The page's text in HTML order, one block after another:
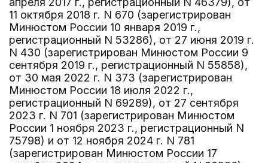
11 октября 2018 г. N 670 (зарегистрирован
Минюстом России 10 января 2019 г.,
регистрационный N 53286), от 27 июня 2019 г.
N 430 (зарегистрирован Минюстом России 9
сентября 2019 г., регистрационный N 55858),
от 30 мая 2022 г. N 373 (зарегистрирован
Минюстом России 18 июля 2022 г.,
регистрационный N 69289), от 27 сентября
2023 г. N 701 (зарегистрирован Минюстом
России 1 ноября 2023 г., регистрационный N
75798) и от 12 ноября 2024 г. N 781
(зарегистрирован Минюстом России 17